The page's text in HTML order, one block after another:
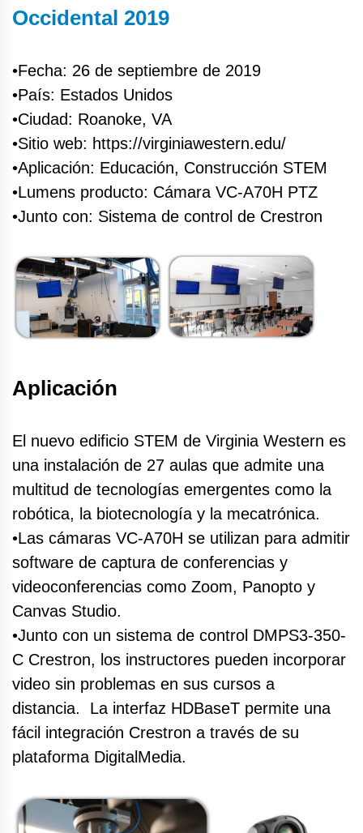
Occidental 2019
•Fecha: 26 de septiembre de 2019
•País: Estados Unidos
•Ciudad: Roanoke, VA
•Sitio web: https://virginiawestern.edu/
•Aplicación: Educación, Construcción STEM
•Lumens producto: Cámara VC-A70H PTZ
•Junto con: Sistema de control de Crestron
Aplicación
El nuevo edificio STEM de Virginia Western es
una instalación de 27 aulas que admite una
multitud de tecnologías emergentes como la
robótica, la biotecnología y la mecatrónica.
•Las cámaras VC-A70H se utilizan para admitir
software de captura de conferencias y
videoconferencias como Zoom, Panopto y
Canvas Studio.
•Junto con un sistema de control DMPS3-350-
C Crestron, los instructores pueden incorporar
video sin problemas en sus cursos a
distancia. La interfaz HDBaseT permite una
fácil integración Crestron a través de su
plataforma DigitalMedia.